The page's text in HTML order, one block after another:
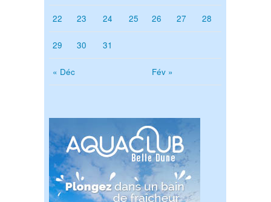
« Déc Fév »
22 23 24 25 26 27 28
29 30 31